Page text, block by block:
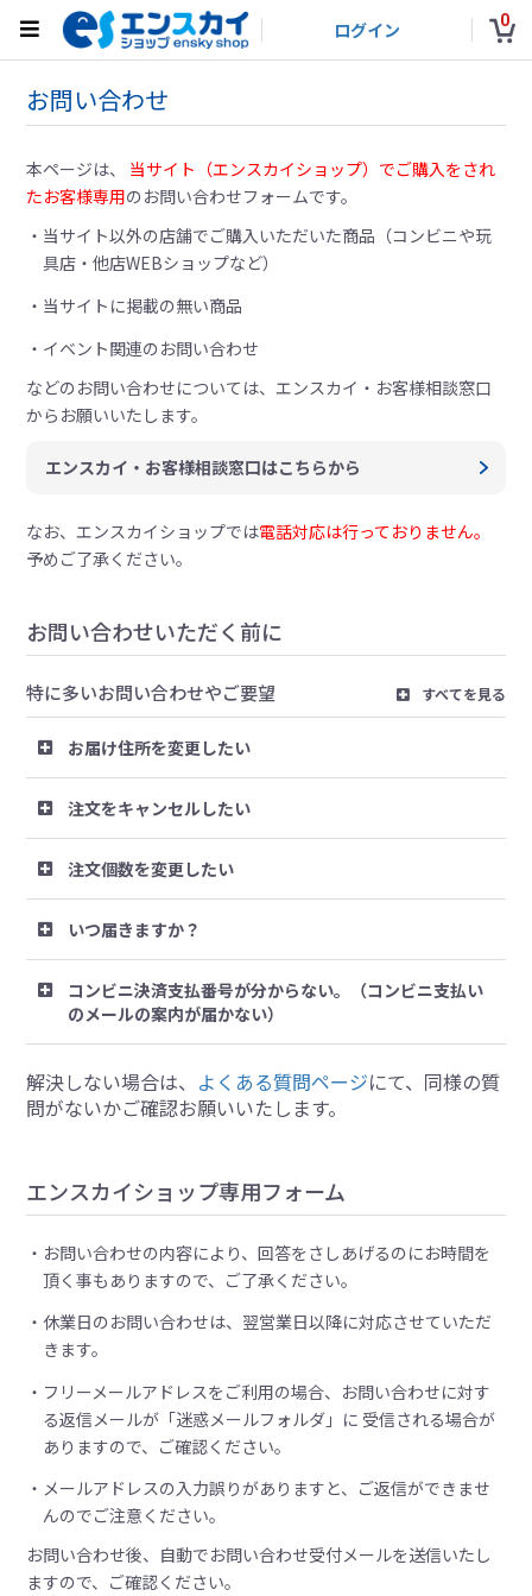
ログイン 0
お問い合わせ
本ページは、 当サイト（エンスカイショップ）でご購入をされ
たお客様専用のお問い合わせフォームです。
当サイト以外の店舗でご購入いただいた商品（コンビニや玩
具店・他店WEBショップなど）
当サイトに掲載の無い商品
イベント関連のお問い合わせ
などのお問い合わせについては、エンスカイ・お客様相談窓口
からお願いいたします。
エンスカイ・お客様相談窓口はこちらから
なお、エンスカイショップでは電話対応は行っておりません。
予めご了承ください。
お問い合わせいただく前に
特に多いお問い合わせやご要望 すべてを見る
お届け住所を変更したい
注文をキャンセルしたい
注文個数を変更したい
いつ届きますか？
コンビニ決済支払番号が分からない。（コンビニ支払い
のメールの案内が届かない）
解決しない場合は、 よくある質問ページにて、同様の質
問がないかご確認お願いいたします。
エンスカイショップ専用フォーム
お問い合わせの内容により、回答をさしあげるのにお時間を
頂く事もありますので、ご了承ください。
休業日のお問い合わせは、翌営業日以降に対応させていただ
きます。
フリーメールアドレスをご利用の場合、お問い合わせに対す
る返信メールが「迷惑メールフォルダ」に 受信される場合が
ありますので、ご確認ください。
メールアドレスの入力誤りがありますと、ご返信ができませ
んのでご注意ください。
お問い合わせ後、自動でお問い合わせ受付メールを送信いたし
ますので、ご確認ください。